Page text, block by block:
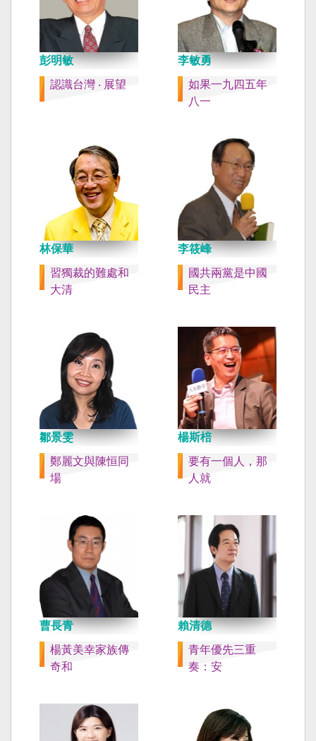
彭明敏
認識台灣 ‧ 展望
李敏勇
如果一九四五年
八一
林保華
習獨裁的難處和
大清
李筱峰
國共兩黨是中國
民主
鄒景雯
鄭麗文與陳恒同
場
楊斯棓
要有一個人，那
人就
曹長青
楊黃美幸家族傳
奇和
賴清德
青年優先三重
奏：安